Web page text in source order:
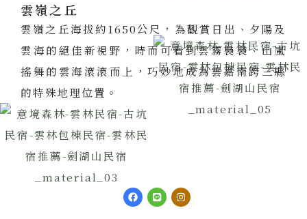
雲嶺之丘
雲嶺之丘海拔約1650公尺，為觀賞日出、夕陽及
雲海的絕佳新視野，時而可看到雲霧裊裊、山嵐
搖舞的雲海滾滾而上，巧妙地成為雲嘉南跨三縣
的特殊地理位置。
F
a
c
L
i
n
I
n
s